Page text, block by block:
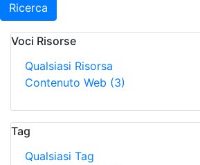
Ricerca
Voci Risorse
Qualsiasi Risorsa
Contenuto Web (3)
Tag
Qualsiasi Tag